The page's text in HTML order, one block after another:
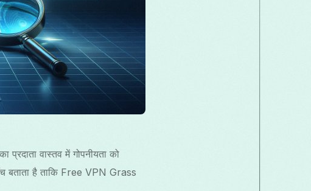
वास्तव में गोपनीयता को
बताता है ताकि Free VPN Grass